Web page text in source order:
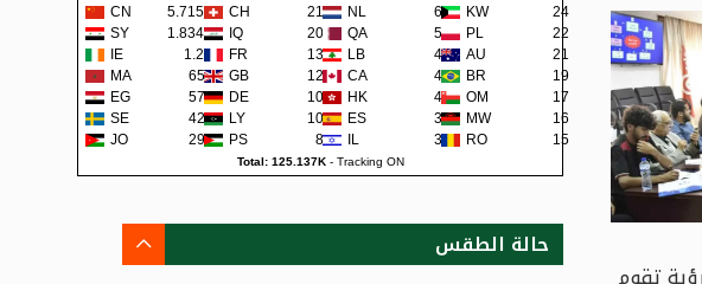
CN
5.715K CH 219 NL 60 KW
24
SY
1.834K IQ 200 QA 57 PL
22
IE
1.2K FR 138 LB 48 AU
21
MA
659 GB 127 CA 45 BR
19
EG
579 DE 107 HK 42 OM
17
SE
422 LY 105 ES 38 MW
16
JO
291 PS 80 IL 36 RO 15
Total: 125.137K- Tracking ON
حالة الطقس